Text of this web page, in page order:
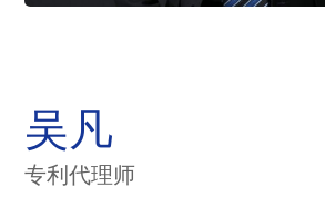
吴凡
专利代理师